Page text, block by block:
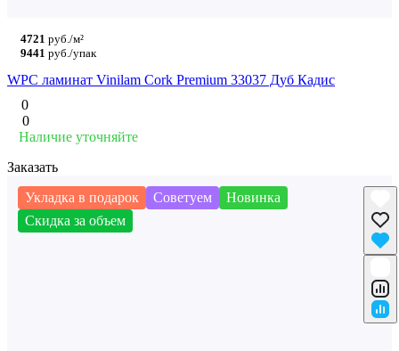
4721 руб./м²
9441 руб./упак
WPC ламинат Vinilam Cork Premium 33037 Дуб Кадис
0
0
Наличие уточняйте
Заказать
Укладка в подарок
Советуем
Новинка
Скидка за объем